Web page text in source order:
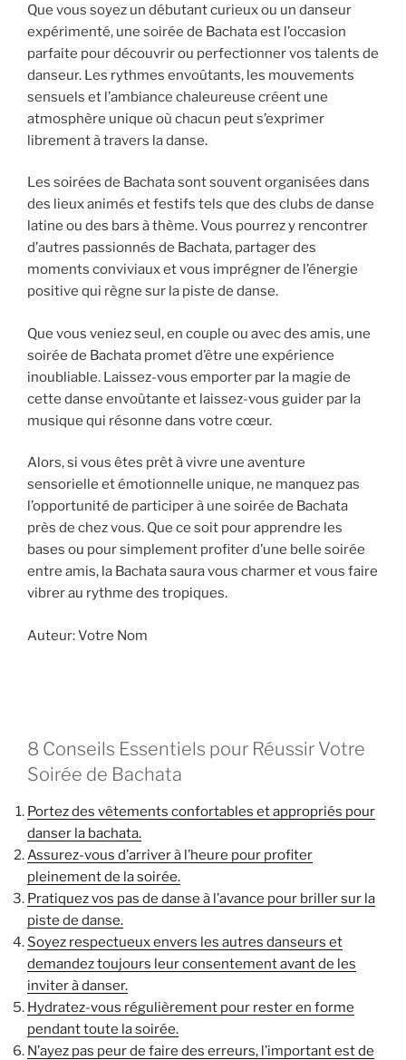
Que vous soyez un débutant curieux ou un danseur
expérimenté, une soirée de Bachata est l’occasion
parfaite pour découvrir ou perfectionner vos talents de
danseur. Les rythmes envoûtants, les mouvements
sensuels et l’ambiance chaleureuse créent une
atmosphère unique où chacun peut s’exprimer
librement à travers la danse.
Les soirées de Bachata sont souvent organisées dans
des lieux animés et festifs tels que des clubs de danse
latine ou des bars à thème. Vous pourrez y rencontrer
d’autres passionnés de Bachata, partager des
moments conviviaux et vous imprégner de l’énergie
positive qui règne sur la piste de danse.
Que vous veniez seul, en couple ou avec des amis, une
soirée de Bachata promet d’être une expérience
inoubliable. Laissez-vous emporter par la magie de
cette danse envoûtante et laissez-vous guider par la
musique qui résonne dans votre cœur.
Alors, si vous êtes prêt à vivre une aventure
sensorielle et émotionnelle unique, ne manquez pas
l’opportunité de participer à une soirée de Bachata
près de chez vous. Que ce soit pour apprendre les
bases ou pour simplement profiter d’une belle soirée
entre amis, la Bachata saura vous charmer et vous faire
vibrer au rythme des tropiques.
Auteur: Votre Nom
8 Conseils Essentiels pour Réussir Votre
Soirée de Bachata
Portez des vêtements confortables et appropriés pour
danser la bachata.
Assurez-vous d’arriver à l’heure pour profiter
pleinement de la soirée.
Pratiquez vos pas de danse à l’avance pour briller sur la
piste de danse.
Soyez respectueux envers les autres danseurs et
demandez toujours leur consentement avant de les
inviter à danser.
Hydratez-vous régulièrement pour rester en forme
pendant toute la soirée.
N’ayez pas peur de faire des erreurs, l’important est de